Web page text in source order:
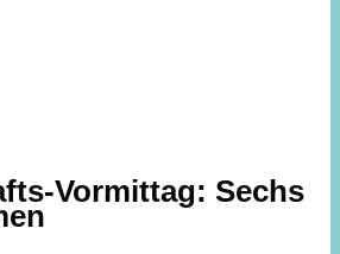
Vormittag: Sechs